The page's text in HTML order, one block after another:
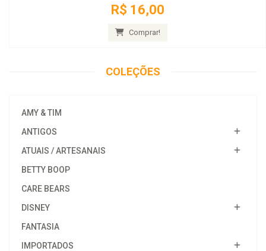
R$ 16,00
Comprar!
COLEÇÕES
AMY & TIM
ANTIGOS
ATUAIS / ARTESANAIS
BETTY BOOP
CARE BEARS
DISNEY
FANTASIA
IMPORTADOS